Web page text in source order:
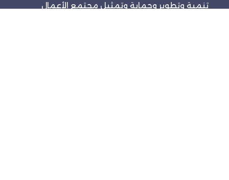
تنمية وتطوير وحماية وتمثيل مجتمع الأعمال